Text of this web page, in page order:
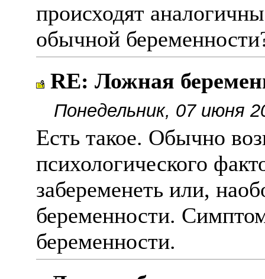
происходят
обычной
RE: Ложная
Понедельник, 07 июня
Есть такое. Обычно
психологического
забеременеть или,
беременности.
беременности.